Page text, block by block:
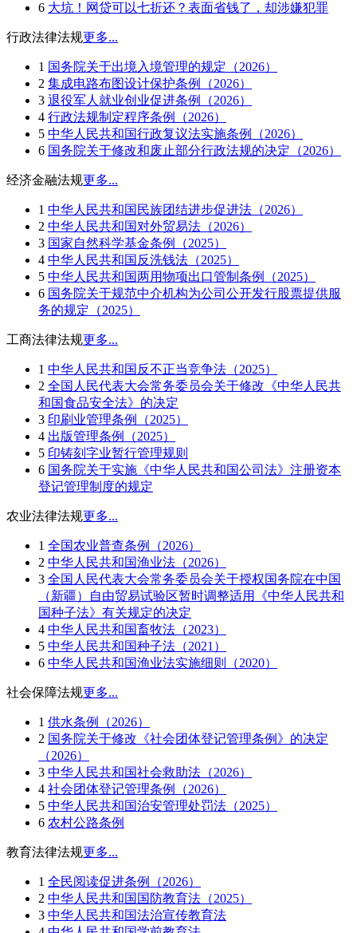
6 大坑！网贷可以七折还？表面省钱了，却涉嫌犯罪
行政法律法规更多...
1 国务院关于出境入境管理的规定（2026）
2 集成电路布图设计保护条例（2026）
3 退役军人就业创业促进条例（2026）
4 行政法规制定程序条例（2026）
5 中华人民共和国行政复议法实施条例（2026）
6 国务院关于修改和废止部分行政法规的决定（2026）
经济金融法规更多...
1 中华人民共和国民族团结进步促进法（2026）
2 中华人民共和国对外贸易法（2026）
3 国家自然科学基金条例（2025）
4 中华人民共和国反洗钱法（2025）
5 中华人民共和国两用物项出口管制条例（2025）
6 国务院关于规范中介机构为公司公开发行股票提供服
务的规定（2025）
工商法律法规更多...
1 中华人民共和国反不正当竞争法（2025）
2 全国人民代表大会常务委员会关于修改《中华人民共
和国食品安全法》的决定
3 印刷业管理条例（2025）
4 出版管理条例（2025）
5 印铸刻字业暂行管理规则
6 国务院关于实施《中华人民共和国公司法》注册资本
登记管理制度的规定
农业法律法规更多...
1 全国农业普查条例（2026）
2 中华人民共和国渔业法（2026）
3 全国人民代表大会常务委员会关于授权国务院在中国
（新疆）自由贸易试验区暂时调整适用《中华人民共和
国种子法》有关规定的决定
4 中华人民共和国畜牧法（2023）
5 中华人民共和国种子法（2021）
6 中华人民共和国渔业法实施细则（2020）
社会保障法规更多...
1 供水条例（2026）
2 国务院关于修改《社会团体登记管理条例》的决定
（2026）
3 中华人民共和国社会救助法（2026）
4 社会团体登记管理条例（2026）
5 中华人民共和国治安管理处罚法（2025）
6 农村公路条例
教育法律法规更多...
1 全民阅读促进条例（2026）
2 中华人民共和国国防教育法（2025）
3 中华人民共和国法治宣传教育法